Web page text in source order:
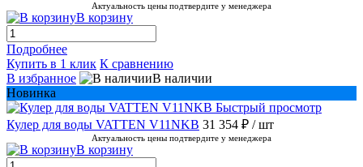
Актуальность цены подтвердите у менеджера
В корзину
Подробнее
Купить в 1 клик К сравнению
В избранное
В наличии
Новинка
Быстрый просмотр
Кулер для воды VATTEN V11NKB 31 354 ₽ / шт
Актуальность цены подтвердите у менеджера
В корзину